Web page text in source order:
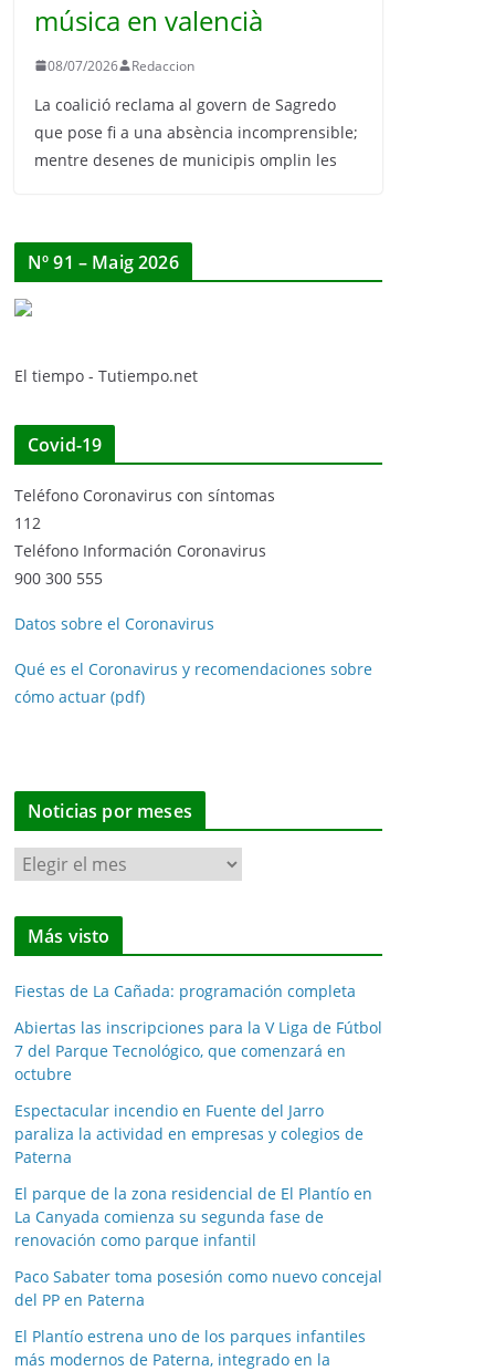
música en valencià
08/07/2026 Redaccion
La coalició reclama al govern de Sagredo
que pose fi a una absència incomprensible;
mentre desenes de municipis omplin les
Nº 91 – Maig 2026
El tiempo - Tutiempo.net
Covid-19
Teléfono Coronavirus con síntomas
112
Teléfono Información Coronavirus
900 300 555
Datos sobre el Coronavirus
Qué es el Coronavirus y recomendaciones sobre
cómo actuar (pdf)
Noticias por meses
N
o
t
i
a
s
p
o
r
m
e
s
e
s
Más visto
Fiestas de La Cañada: programación completa
Abiertas las inscripciones para la V Liga de Fútbol
7 del Parque Tecnológico, que comenzará en
octubre
Espectacular incendio en Fuente del Jarro
paraliza la actividad en empresas y colegios de
Paterna
El parque de la zona residencial de El Plantío en
La Canyada comienza su segunda fase de
renovación como parque infantil
Paco Sabater toma posesión como nuevo concejal
del PP en Paterna
El Plantío estrena uno de los parques infantiles
más modernos de Paterna, integrado en la